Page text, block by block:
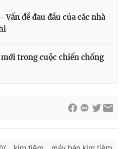
Tấm lòng Việt
English
đề đau đầu của các nhà
mới trong cuộc chiến chống